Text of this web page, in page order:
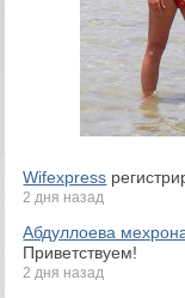
Wifexpress
2 дня назад
Абдуллоева
Приветствуем!
2 дня назад